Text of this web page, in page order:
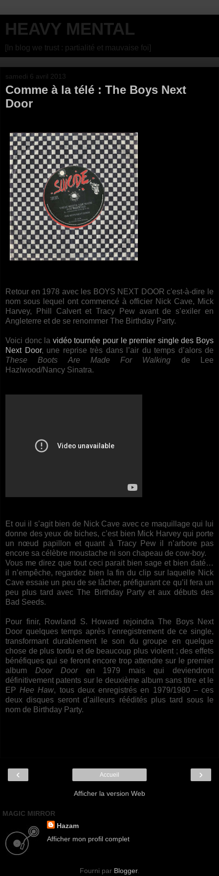
HEAVY MENTAL
[In blog we trust : partialité et mauvaise foi]
samedi 6 avril 2013
Comme à la télé : The Boys Next
Door
Retour en 1978 avec les BOYS NEXT DOOR c'est-à-dire le
nom sous lequel ont commencé à officier Nick Cave, Mick
Harvey, Phill Calvert et Tracy Pew avant de s’exiler en
Angleterre et de se renommer The Birthday Party.
Voici donc la vidéo tournée pour le premier single des Boys
Next Door, une reprise très dans l’air du temps d’alors de
These Boots Are Made For Walking de Lee
Hazlwood/Nancy Sinatra.
Et oui il s’agit bien de Nick Cave avec ce maquillage qui lui
donne des yeux de biches, c’est bien Mick Harvey qui porte
un nœud papillon et quant à Tracy Pew il n’arbore pas
encore sa célèbre moustache ni son chapeau de cow-boy.
Vous me direz que tout ceci parait bien sage et bien daté…
il n’empêche, regardez bien la fin du clip sur laquelle Nick
Cave essaie un peu de se lâcher, préfigurant ce qu’il fera un
peu plus tard avec The Birthday Party et aux débuts des
Bad Seeds.
Pour finir, Rowland S. Howard rejoindra The Boys Next
Door quelques temps après l’enregistrement de ce single,
transformant durablement le son du groupe en quelque
chose de plus tordu et de beaucoup plus violent ; des effets
bénéfiques qui se feront encore trop attendre sur le premier
album Door Dooren 1979 mais qui deviendront
définitivement patents sur le deuxième album sans titre et le
EP Hee Haw, tous deux enregistrés en 1979/1980 – ces
deux disques seront d’ailleurs réédités plus tard sous le
nom de Birthday Party.
‹ ›
Accueil
Afficher la version Web
MAGIC MIRROR
Hazam
Afficher mon profil complet
Fourni par Blogger.